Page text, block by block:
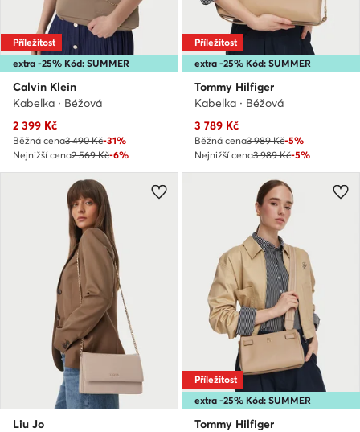
extra -25% Kód: SUMMER
Příležitost
Calvin Klein
Kabelka · Béžová
Aktuální cena
2 399 Kč
Běžná cena3 490 Kč-31%
Nejnižší cena2 569 Kč-6%
extra -25% Kód: SUMMER
Příležitost
Tommy Hilfiger
Kabelka · Béžová
Aktuální cena
3 789 Kč
Běžná cena3 989 Kč-5%
Nejnižší cena3 989 Kč-5%
Liu Jo
extra -25% Kód: SUMMER
Příležitost
Tommy Hilfiger